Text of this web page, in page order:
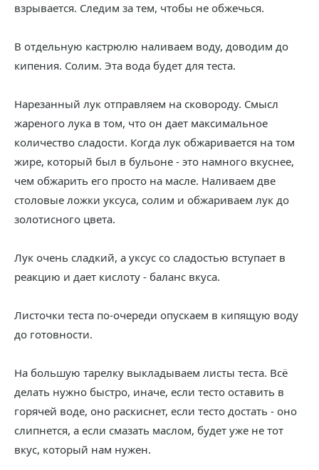
взрывается. Следим за тем, чтобы не обжечься.
В отдельную кастрюлю наливаем воду, доводим до
кипения. Солим. Эта вода будет для теста.
Нарезанный лук отправляем на сковороду. Смысл
жареного лука в том, что он дает максимальное
количество сладости. Когда лук обжаривается на том
жире, который был в бульоне - это намного вкуснее,
чем обжарить его просто на масле. Наливаем две
столовые ложки уксуса, солим и обжариваем лук до
золотисного цвета.
Лук очень сладкий, а уксус со сладостью вступает в
реакцию и дает кислоту - баланс вкуса.
Листочки теста по-очереди опускаем в кипящую воду
до готовности.
На большую тарелку выкладываем листы теста. Всё
делать нужно быстро, иначе, если тесто оставить в
горячей воде, оно раскиснет, если тесто достать - оно
слипнется, а если смазать маслом, будет уже не тот
вкус, который нам нужен.